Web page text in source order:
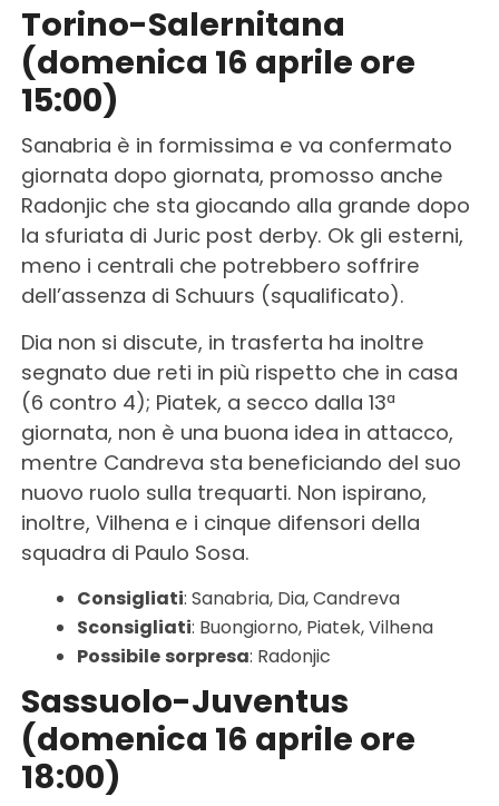
Torino-Salernitana
(domenica 16 aprile ore
15:00)
Sanabria è in formissima e va confermato
giornata dopo giornata, promosso anche
Radonjic che sta giocando alla grande dopo
la sfuriata di Juric post derby. Ok gli esterni,
meno i centrali che potrebbero soffrire
dell’assenza di Schuurs (squalificato).
Dia non si discute, in trasferta ha inoltre
segnato due reti in più rispetto che in casa
(6 contro 4); Piatek, a secco dalla 13ª
giornata, non è una buona idea in attacco,
mentre Candreva sta beneficiando del suo
nuovo ruolo sulla trequarti. Non ispirano,
inoltre, Vilhena e i cinque difensori della
squadra di Paulo Sosa.
Consigliati: Sanabria, Dia, Candreva
Sconsigliati: Buongiorno, Piatek, Vilhena
Possibile sorpresa: Radonjic
Sassuolo-Juventus
(domenica 16 aprile ore
18:00)